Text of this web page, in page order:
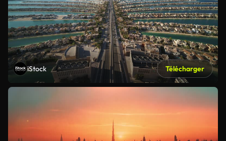
iStock Télécharger